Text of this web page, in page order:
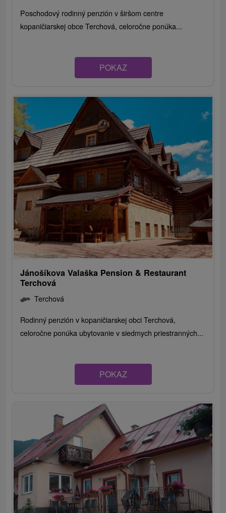
Poschodový rodinný penzión v širšom centre
kopaničiarskej obce Terchová, celoročne ponúka...
POKAZ
Jánošíkova Valaška Pension & Restaurant
Terchová
Terchová
Rodinný penzión v kopaničiarskej obci Terchová,
celoročne ponúka ubytovanie v siedmych priestranných...
POKAZ